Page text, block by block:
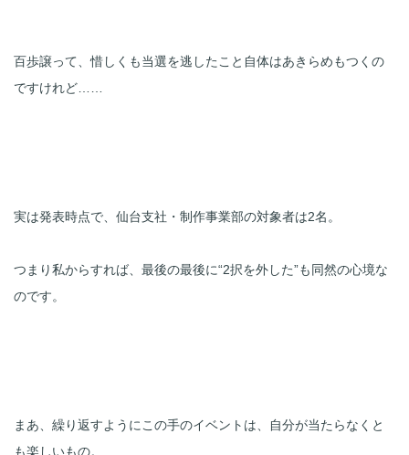
百歩譲って、惜しくも当選を逃したこと自体はあきらめもつくの
ですけれど……
実は発表時点で、仙台支社・制作事業部の対象者は2名。
つまり私からすれば、最後の最後に“2択を外した”も同然の心境な
のです。
まあ、繰り返すようにこの手のイベントは、自分が当たらなくと
も楽しいもの。